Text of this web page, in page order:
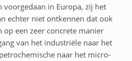
voorgedaan in Europa, zij het
echter niet ontkennen dat ook
een zeer concrete manier
van het industriële naar het
naar het micro-